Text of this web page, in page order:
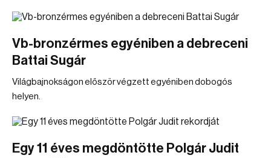
Vb-bronzérmes egyéniben a debreceni
Battai Sugár
Világbajnokságon először végzett egyéniben dobogós
helyen.
Egy 11 éves megdöntötte Polgár Judit